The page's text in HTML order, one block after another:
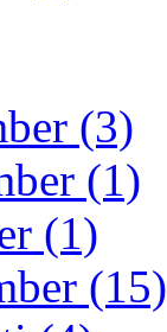
(3)
(1)
(1)
(15)